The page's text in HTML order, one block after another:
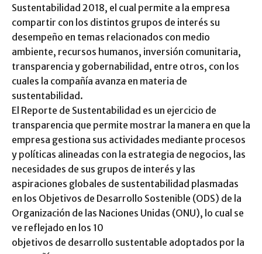
Sustentabilidad 2018, el cual permite a la empresa
compartir con los distintos grupos de interés su
desempeño en temas relacionados con medio
ambiente, recursos humanos, inversión comunitaria,
transparencia y gobernabilidad, entre otros, con los
cuales la compañía avanza en materia de
sustentabilidad.
El Reporte de Sustentabilidad es un ejercicio de
transparencia que permite mostrar la manera en que la
empresa gestiona sus actividades mediante procesos
y políticas alineadas con la estrategia de negocios, las
necesidades de sus grupos de interés y las
aspiraciones globales de sustentabilidad plasmadas
en los Objetivos de Desarrollo Sostenible (ODS) de la
Organización de las Naciones Unidas (ONU), lo cual se
ve reflejado en los 10
objetivos de desarrollo sustentable adoptados por la